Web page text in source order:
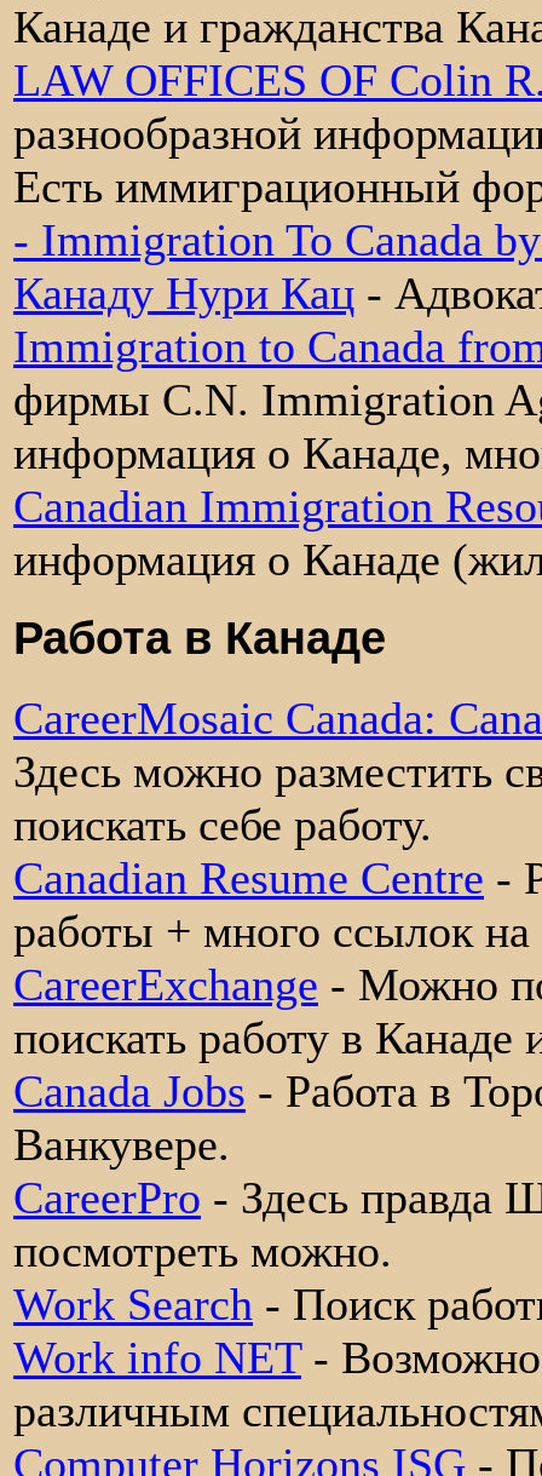
Канаде и гражданства
LAW OFFICES OF Colin
разнообразной
Есть иммиграционный
- Immigration To Canada
Канаду Нури Кац -
Immigration to Canada
фирмы C.N. Immigration
информация о Канаде,
Canadian Immigration
информация о Канаде
Работа в Канаде
CareerMosaic Canada:
Здесь можно разместить
поискать себе работу.
Canadian Resume Centre -
работы + много ссылок
CareerExchange - Можно
поискать работу в
Canada Jobs - Работа в
Ванкувере.
CareerPro - Здесь правда
посмотреть можно.
Work Search - Поиск
Work info NET-
различным
Computer Horizons ISG -